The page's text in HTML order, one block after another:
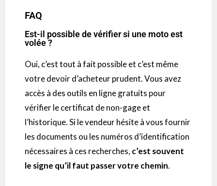
FAQ
Est-il possible de vérifier si une moto est
volée ?
Oui, c’est tout à fait possible et c’est même
votre devoir d’acheteur prudent. Vous avez
accès à des outils en ligne gratuits pour
vérifier le certificat de non-gage et
l’historique. Si le vendeur hésite à vous fournir
les documents ou les numéros d’identification
nécessaires à ces recherches, c’est souvent
le signe qu’il faut passer votre chemin.